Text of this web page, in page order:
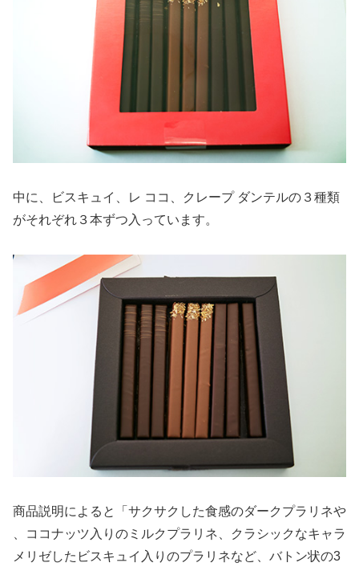
中に、ビスキュイ、レ ココ、クレープ ダンテルの３種類
がそれぞれ３本ずつ入っています。
商品説明によると「サクサクした食感のダークプラリネや
、ココナッツ入りのミルクプラリネ、クラシックなキャラ
メリゼしたビスキュイ入りのプラリネなど、バトン状の3